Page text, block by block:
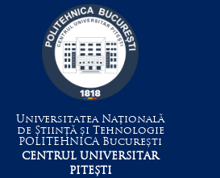
Universitatea Națională
de Știință și Tehnologie
POLITEHNICABucurești
CENTRUL UNIVERSITAR
PITEȘTI